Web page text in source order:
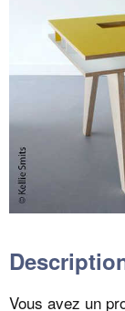
Vous avez un